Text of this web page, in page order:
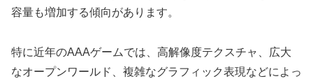
容量も増加する傾向があります。
特に近年のAAAゲームでは、高解像度テクスチャ、広大
なオープンワールド、複雑なグラフィック表現などによっ